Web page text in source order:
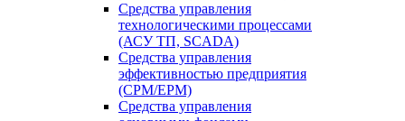
Средства управления
технологическими процессами
(АСУ ТП, SCADA)
Средства управления
эффективностью предприятия
(CPM/EPM)
Средства управления